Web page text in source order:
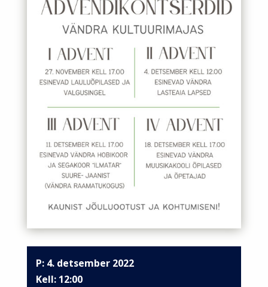
P: 4. detsember 2022
12:00